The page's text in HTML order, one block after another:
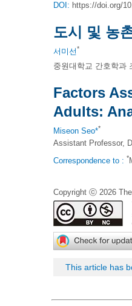
DOI: https://doi.org/
도시 및 농
서미선*
중원대학교 간호학과
Factors
Adults:
Miseon Seo**
Assistant Professor,
Correspondence to : *
Copyright ⓒ 2026
This article has